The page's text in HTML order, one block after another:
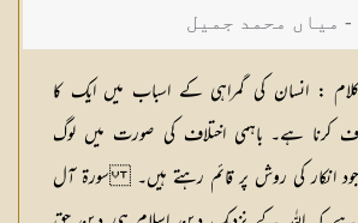
میاں محمد جمیل
:انسان کی گمراہی کے اسباب میں ایک کا
کرنا ہے۔ باہمی اختلاف کی صورت میں لوگ
انکار کی روش پر قائم رہتے ہیں۔ سورۃ آل